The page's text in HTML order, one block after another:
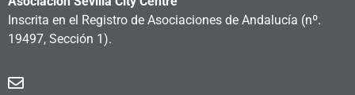
Inscrita en el Registro de Asociaciones de Andalucía (nº.
19497, Sección 1).